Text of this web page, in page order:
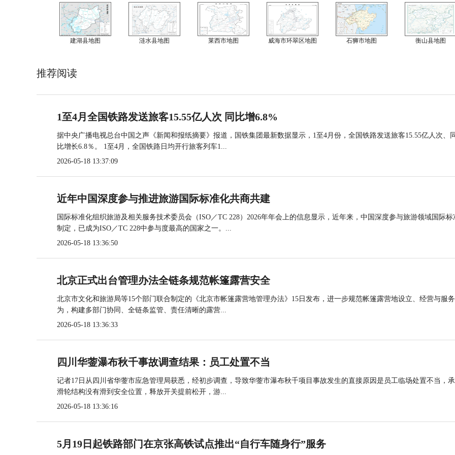
建湖县地图 涟水县地图 莱西市地图 威海市环翠区地图 石狮市地图 衡山县地图
推荐阅读
1至4月全国铁路发送旅客15.55亿人次 同比增6.8%
据中央广播电视总台中国之声《新闻和报纸摘要》报道，国铁集团最新数据显示，1至4月份，全国铁路发送旅客15.55亿人次、
比增长6.8％。 1至4月，全国铁路日均开行旅客列车1...
2026-05-18 13:37:09
近年中国深度参与推进旅游国际标准化共商共建
国际标准化组织旅游及相关服务技术委员会（ISO／TC 228）2026年年会上的信息显示，近年来，中国深度参与旅游领域国际标
制定，已成为ISO／TC 228中参与度最高的国家之一。...
2026-05-18 13:36:50
北京正式出台管理办法全链条规范帐篷露营安全
北京市文化和旅游局等15个部门联合制定的《北京市帐篷露营地管理办法》15日发布，进一步规范帐篷露营地设立、经营与服
为，构建多部门协同、全链条监管、责任清晰的露营...
2026-05-18 13:36:33
四川华蓥瀑布秋千事故调查结果：员工处置不当
记者17日从四川省华蓥市应急管理局获悉，经初步调查，导致华蓥市瀑布秋千项目事故发生的直接原因是员工临场处置不当，
滑轮结构没有滑到安全位置，释放开关提前松开，游...
2026-05-18 13:36:16
5月19日起铁路部门在京张高铁试点推出“自行车随身行”服务